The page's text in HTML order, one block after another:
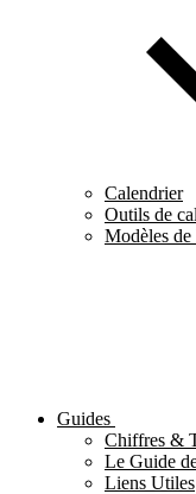
Calendrier
Outils de
Modèles de
Guides
Chiffres &
Le Guide
Liens Utiles